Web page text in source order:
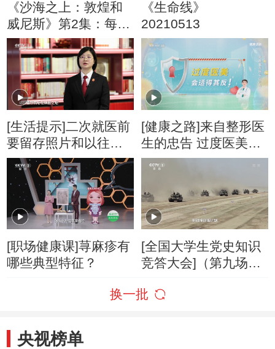
《沙海之上：敦煌和
威尼斯》第2集：每一
个船员都聪明警醒 为
远航做足了准备
《生命线》
20210513
[生活提示]二次就医前
要留存照片和以往诊
断证明
[健康之路]来自整形医
生的忠告 过度医美会
适得其反
[职场健康课]荨麻疹有
哪些典型特征？
[全国大学生党史知识
竞答大会]（第九场）
建军90周年阅兵式举
换一批
央视榜单